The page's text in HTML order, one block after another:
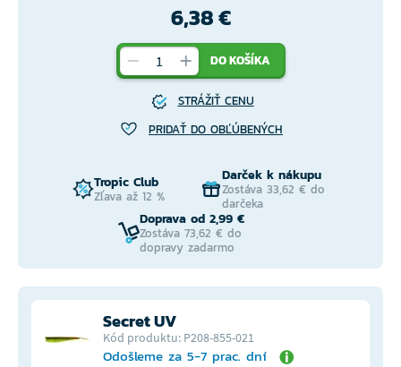
6,38 €
DO KOŠÍKA
STRÁŽIŤ CENU
PRIDAŤ DO OBĽÚBENÝCH
Tropic Club
Zľava až 12 %
Darček k nákupu
Zostáva 33,62 € do
darčeka
Doprava od 2,99 €
Zostáva 73,62 € do
dopravy zadarmo
Secret UV
Kód produktu: P208-855-021
Odošleme za 5-7 prac. dní